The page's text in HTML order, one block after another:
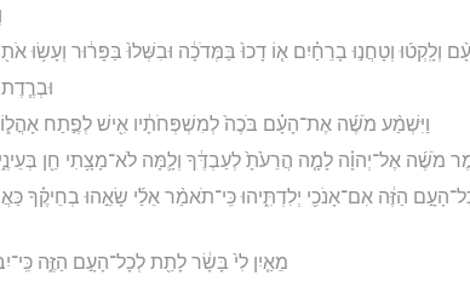
וְלָֽקְט֜וּ וְטָחֲנ֣וּ בָרֵחַ֗יִם א֤וֹ דָכוּ֙ בַּמְּדֹכָ֔ה וּבִשְּׁלוּ֙ בַּפָּר֔וּר וְעָשׂ֥וּ
וּבְרֶ֧דֶת
וַיִּשְׁמַ֨ע מֹשֶׁ֜ה אֶת־הָעָ֗ם בֹּכֶה֙ לְמִשְׁפְּחֹתָ֔יו אִ֖ישׁ לְפֶ֣תַח אָהֳל֑וֹ
מֹשֶׁ֜ה אֶל־יְהוָ֗ה לָמָ֤ה הֲרֵעֹ֙תָ֙ לְעַבְדֶּ֔ךָ וְלָ֛מָּה לֹא־מָצָ֥תִי חֵ֖ן
הַזֶּ֔ה אִם־אָנֹכִ֖י יְלִדְתִּ֑יהוּ כִּֽי־תֹאמַ֨ר אֵלַ֜י שָׂאֵ֣הוּ בְחֵיקֶ֗ךָ
מֵאַ֤יִן לִי֙ בָּשָׂ֔ר לָתֵ֖ת לְכָל־הָעָ֣ם הַזֶּ֑ה